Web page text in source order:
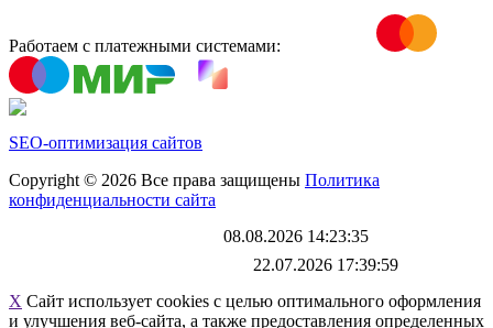
Работаем с платежными системами:
SEO-оптимизация сайтов
Copyright © 2026 Все права защищены Политика
конфиденциальности сайта
08.08.2026 14:23:35
22.07.2026 17:39:59
X Сайт использует cookies с целью оптимального оформления
и улучшения веб-сайта, а также предоставления определенных